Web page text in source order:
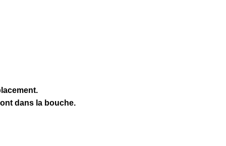
dans la bouche.